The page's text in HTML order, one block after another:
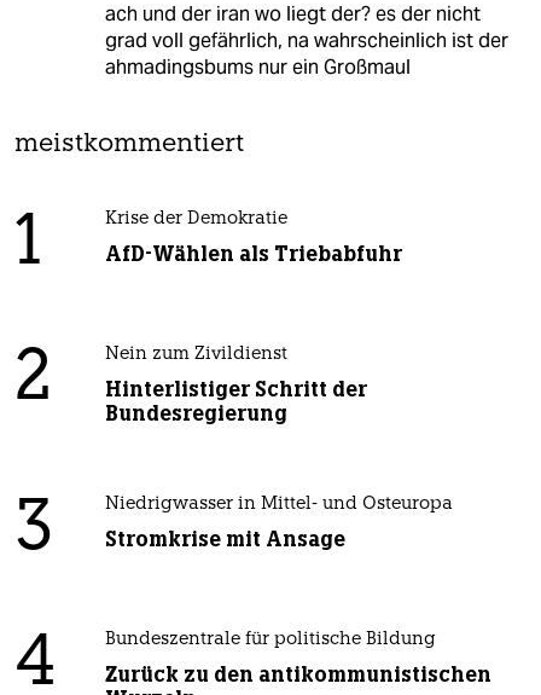
ach und der iran wo liegt der? es der nicht
grad voll gefährlich, na wahrscheinlich ist der
ahmadingsbums nur ein Großmaul
meistkommentiert
1 Krise der Demokratie
AfD-Wählen als Triebabfuhr
2 Nein zum Zivildienst
Hinterlistiger Schritt der
Bundesregierung
3 Niedrigwasser in Mittel- und Osteuropa
Stromkrise mit Ansage
4 Bundeszentrale für politische Bildung
Zurück zu den antikommunistischen